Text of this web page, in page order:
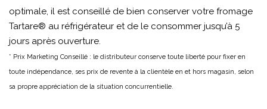
optimale, il est conseillé de bien conserver votre fromage
Tartare® au réfrigérateur et de le consommer jusqu’à 5
jours après ouverture.
* Prix Marketing Conseillé : le distributeur conserve toute liberté pour fixer en
toute indépendance, ses prix de revente à la clientèle en et hors magasin, selon
sa propre appréciation de la situation concurrentielle.